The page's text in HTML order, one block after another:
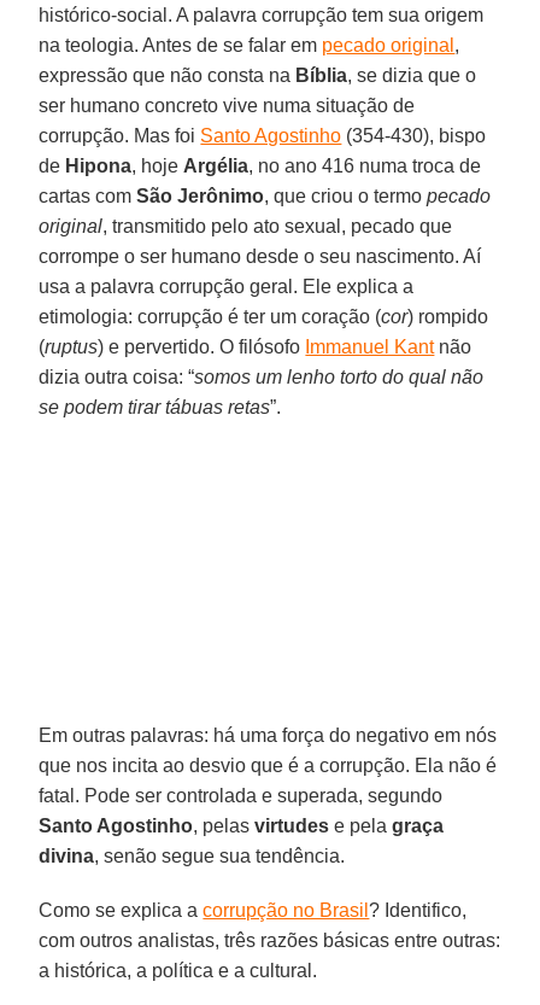
histórico-social. A palavra corrupção tem sua origem
na teologia. Antes de se falar em pecado original ,
expressão que não consta na Bíblia, se dizia que o
ser humano concreto vive numa situação de
corrupção. Mas foi Santo Agostinho (354-430), bispo
de Hipona, hoje Argélia, no ano 416 numa troca de
cartas comSão Jerônimo, que criou o termopecado
original, transmitido pelo ato sexual, pecado que
corrompe o ser humano desde o seu nascimento. Aí
usa a palavra corrupção geral. Ele explica a
etimologia: corrupção é ter um coração (cor) rompido
(ruptus) e pervertido. O filósofo Immanuel Kantnão
dizia outra coisa: “somos um lenho torto do qual não
se podem tirar tábuas retas”.
Em outras palavras: há uma força do negativo em nós
que nos incita ao desvio que é a corrupção. Ela não é
fatal. Pode ser controlada e superada, segundo
Santo Agostinho, pelasvirtudes e pelagraça
divina, senão segue sua tendência.
Como se explica acorrupção no Brasil? Identifico,
com outros analistas, três razões básicas entre outras:
a histórica, a política e a cultural.